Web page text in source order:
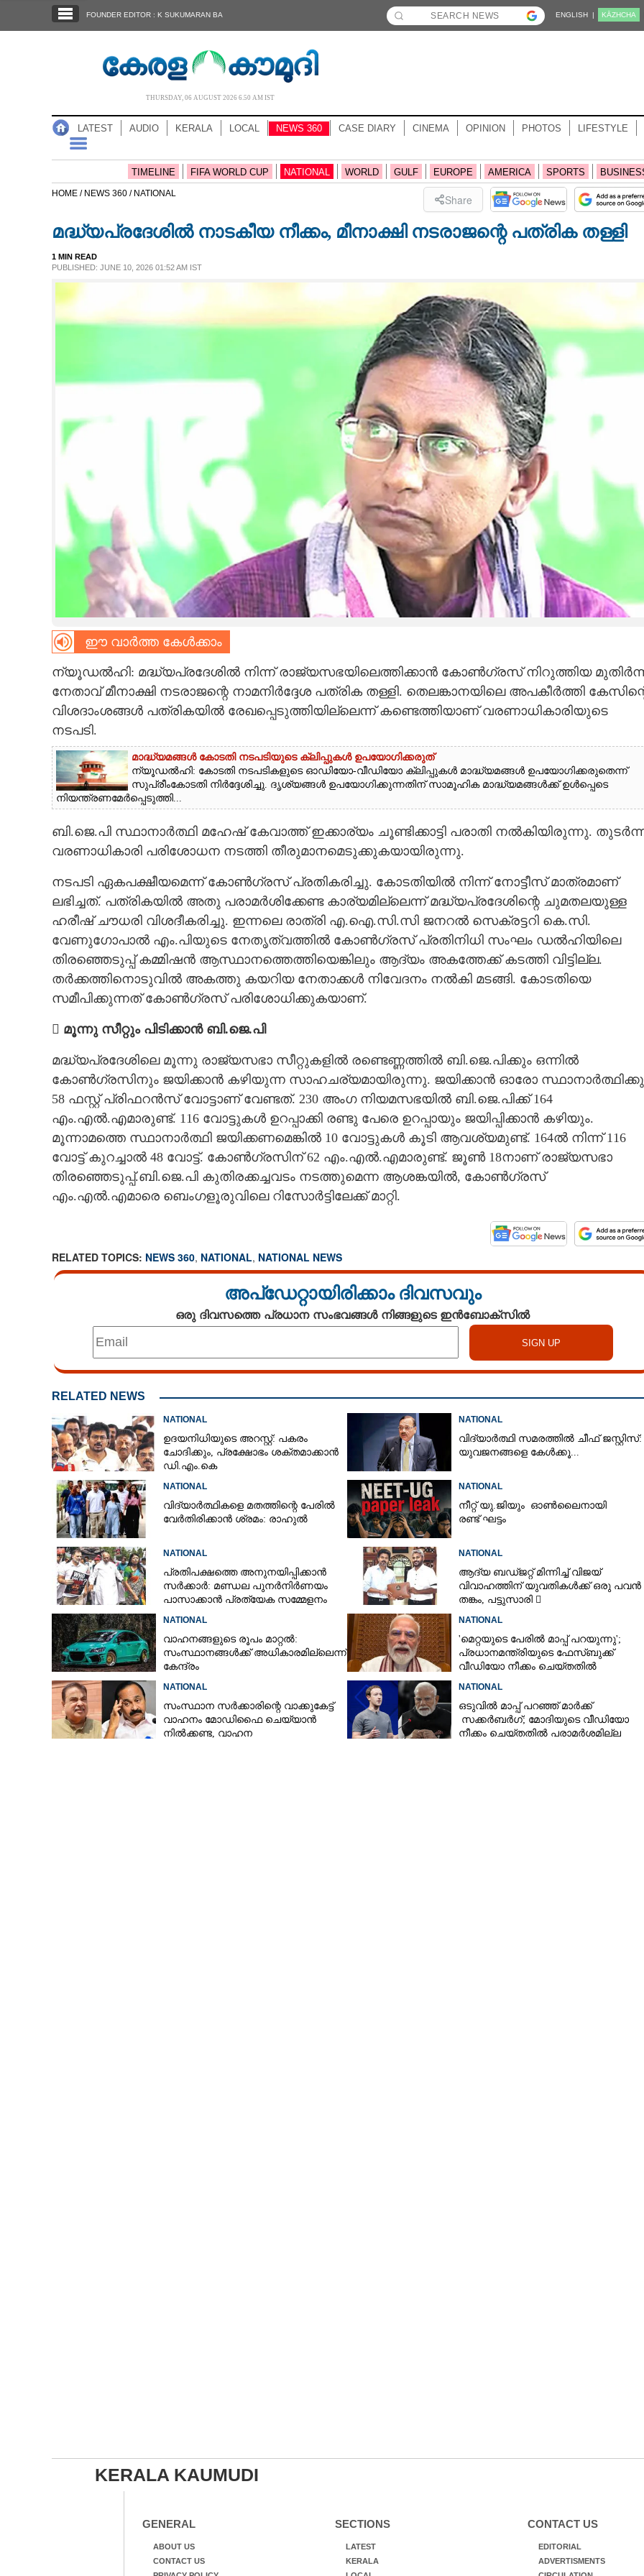
NOTIFIED NEWS
CARTOONS
LITERATURE
CONTACT US
FOUNDER EDITOR : K SUKUMARAN BA ENGLISH | KĀZHCHA
THURSDAY, 06 AUGUST 2026 6.50 AM IST
LATEST AUDIO KERALA LOCAL NEWS 360 CASE DIARY CINEMA OPINION PHOTOS LIFESTYLE
TIMELINE FIFA WORLD CUP NATIONAL WORLD GULF EUROPE AMERICA SPORTS
HOME / NEWS 360 / NATIONAL Share
മദ്ധ്യപ്രദേശിൽ നാടകീയ നീക്കം, മീനാക്ഷി നടരാജന്റെ പത്രിക തള്ളി
1 MIN READ
PUBLISHED: JUNE 10, 2026 01:52 AM IST
ഈ വാർത്ത കേൾക്കാം
ന്യൂഡൽഹി: മദ്ധ്യപ്രദേശിൽ നിന്ന് രാജ്യസഭയിലെത്തിക്കാൻ കോൺഗ്രസ് നിറുത്തിയ
നേതാവ് മീനാക്ഷി നടരാജന്റെ നാമനി‌‌ർദ്ദേശ പത്രിക തള്ളി. തെലങ്കാനയിലെ അപകീർത്തി
വിശദാംശങ്ങൾ പത്രികയിൽ രേഖപ്പെടുത്തിയില്ലെന്ന് കണ്ടെത്തിയാണ് വരണാധികാരിയുടെ
നടപടി.
മാദ്ധ്യമങ്ങൾ കോടതി നടപടിയുടെ ക്ലിപ്പുകൾ ഉപയോഗിക്കരുത്
ന്യൂഡൽഹി: കോടതി നടപടികളുടെ ഓഡിയോ-വീഡിയോ ക്ലിപ്പുകൾ മാദ്ധ്യമങ്ങൾ ഉപയോഗിക്കരുതെന്ന്
സുപ്രീംകോടതി നിർദ്ദേശിച്ചു. ദൃശ്യങ്ങൾ ഉപയോഗിക്കുന്നതിന് സാമൂഹിക മാദ്ധ്യമങ്ങൾക്ക് ഉൾപ്പെടെ
നിയന്ത്രണമേർപ്പെടുത്തി...
ബി.ജെ.പി സ്ഥാനാർത്ഥി മഹേഷ് കേവാത്ത് ഇക്കാര്യം ചൂണ്ടിക്കാട്ടി പരാതി നൽകിയിരുന്നു.
വരണാധികാരി പരിശോധന നടത്തി തീരുമാനമെടുക്കുകയായിരുന്നു.
നടപടി ഏകപക്ഷീയമെന്ന് കോൺഗ്രസ് പ്രതികരിച്ചു. കോടതിയിൽ നിന്ന് നോട്ടീസ് മാത്രമാണ്
ലഭിച്ചത്. പത്രികയിൽ അതു പരാമർശിക്കേണ്ട കാര്യമില്ലെന്ന് മദ്ധ്യപ്രദേശിന്റെ ചുമതലയുള്ള
ഹരീഷ് ചൗധരി വിശദീകരിച്ചു. ഇന്നലെ രാത്രി എ.ഐ.സി.സി ജനറൽ സെക്രട്ടറി കെ.സി.
വേണുഗോപാൽ എം.പിയുടെ നേതൃത്വത്തിൽ കോൺഗ്രസ് പ്രതിനിധി സംഘം ഡൽഹിയിലെ
തിരഞ്ഞെടുപ്പ് കമ്മിഷൻ ആസ്ഥാനത്തെത്തിയെങ്കിലും ആദ്യം അകത്തേക്ക് കടത്തി വിട്ടില്ല.
തർക്കത്തിനൊടുവിൽ അകത്തു കയറിയ നേതാക്കൾ നിവേദനം നൽകി മടങ്ങി. കോടതിയെ
സമീപിക്കുന്നത് കോൺഗ്രസ് പരിശോധിക്കുകയാണ്.
 മൂന്നു സീറ്റും പിടിക്കാൻ ബി.ജെ.പി
മദ്ധ്യപ്രദേശിലെ മൂന്നു രാജ്യസഭാ സീറ്റുകളിൽ രണ്ടെണ്ണത്തിൽ ബി.ജെ.പിക്കും ഒന്നിൽ
കോൺഗ്രസിനും ജയിക്കാൻ കഴിയുന്ന സാഹചര്യമായിരുന്നു. ജയിക്കാൻ ഓരോ
58 ഫസ്റ്റ് പ്രിഫറൻസ് വോട്ടാണ് വേണ്ടത്. 230 അംഗ നിയമസഭയിൽ ബി.ജെ.പിക്ക് 164
എം.എൽ.എമാരുണ്ട്. 116 വോട്ടുകൾ ഉറപ്പാക്കി രണ്ടു പേരെ ഉറപ്പായും ജയിപ്പിക്കാൻ കഴിയും.
മൂന്നാമത്തെ സ്ഥാനാർത്ഥി ജയിക്കണമെങ്കിൽ 10 വോട്ടുകൾ കൂടി ആവശ്യമുണ്ട്. 164ൽ നിന്ന് 116
വോട്ട് കുറച്ചാൽ 48 വോട്ട്. കോൺഗ്രസിന് 62 എം.എൽ.എമാരുണ്ട്. ജൂൺ 18നാണ് രാജ്യസഭാ
തിരഞ്ഞെടുപ്പ്.ബി.ജെ.പി കുതിരക്കച്ചവടം നടത്തുമെന്ന ആശങ്കയിൽ, കോൺഗ്രസ്
എം.എൽ.എമാരെ ബെംഗളൂരുവിലെ റിസോർട്ടിലേക്ക് മാറ്റി.
RELATED TOPICS: NEWS 360, NATIONAL, NATIONAL NEWS
അപ്ഡേറ്റായിരിക്കാം ദിവസവും
ഒരു ദിവസത്തെ പ്രധാന സംഭവങ്ങൾ നിങ്ങളുടെ ഇൻബോക്സിൽ
RELATED NEWS
NATIONAL
ഉദയനിധിയുടെ അറസ്റ്റ്: പകരം
ചോദിക്കും,​ പ്രക്ഷോഭം ശക്തമാക്കാൻ
ഡി.എം.കെ
NATIONAL
വിദ്യാർത്ഥി സമരത്തിൽ ചീഫ് ജസ്റ്റിസ്:
യുവജനങ്ങളെ കേൾക്കൂ...
NATIONAL
വിദ്യാർത്ഥികളെ മതത്തിന്റെ പേരിൽ
വേർതിരിക്കാൻ ശ്രമം: രാഹുൽ
NATIONAL
നീറ്റ് യു.ജിയും ഓൺലൈനായി
രണ്ട് ഘട്ടം
NATIONAL
പ്രതിപക്ഷത്തെ അനുനയിപ്പിക്കാൻ
സർക്കാർ: മണ്ഡല പുനർനിർണയം
പാസാക്കാൻ പ്രത്യേക സമ്മേളനം
NATIONAL
ആദ്യ ബഡ്ജറ്റ് മിന്നിച്ച് വിജയ്
വിവാഹത്തിന് യുവതികൾക്ക് ഒരു പവൻ
തങ്കം, പട്ടുസാരി 
സൈക്കിൾ
NATIONAL
വാഹനങ്ങളുടെ രൂപം മാറ്റൽ:
സംസ്ഥാനങ്ങൾക്ക് അധികാരമില്ലെന്ന്
കേന്ദ്രം
NATIONAL
'മെറ്റയുടെ പേരിൽ മാപ്പ് പറയുന്നു';
പ്രധാനമന്ത്രിയുടെ ഫേസ്‌ബുക്ക്
വീഡിയോ നീക്കം ചെയ്തതിൽ
NATIONAL
സംസ്ഥാന സർക്കാരിന്റെ വാക്കുകേട്ട്
വാഹനം മോഡിഫൈ ചെയ്യാൻ
നിൽക്കണ്ട, വാഹന
NATIONAL
ഒടുവിൽ മാപ്പ് പറഞ്ഞ് മാർക്ക്
സക്കർബർഗ്; മോദിയുടെ വീഡിയോ
നീക്കം ചെയ്തതിൽ പരാമർശമില്ല
KERALA KAUMUDI
GENERAL
ABOUT US
CONTACT US
SECTIONS
LATEST
KERALA
CONTACT US
EDITORIAL
ADVERTISMENTS
മദ്ധ്യപ്രദേശിൽ നാടകീയ നീക്കം,
മീനാക്ഷി നടരാജന്റെ പത്രിക തള്ളി
Share this link